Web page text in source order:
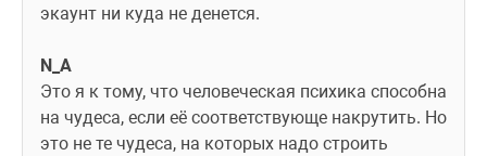
экаунт ни куда не денется.
N_A
Это я к тому, что человеческая психика способна
на чудеса, если её соответствующе накрутить. Но
это не те чудеса, на которых надо строить